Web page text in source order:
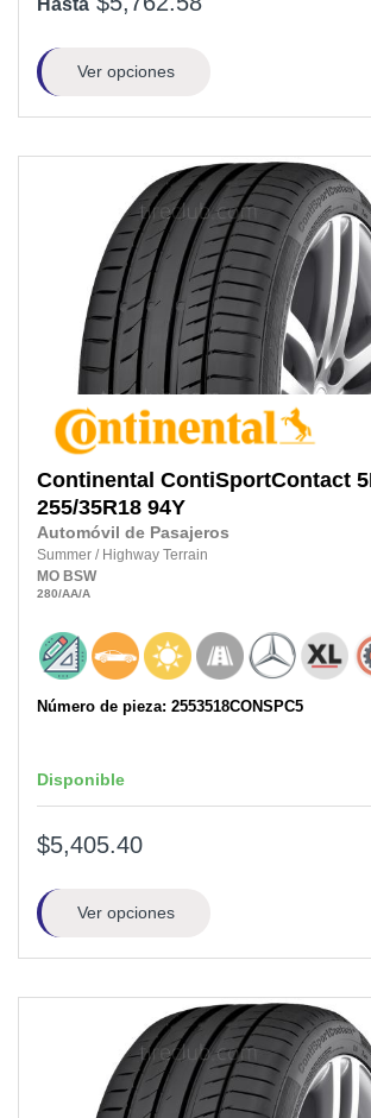
Hasta
Ver opciones
Continental ContiSportContact
255/35R18 94Y
Automóvil de Pasajeros
Summer / Highway Terrain
MO BSW
280/AA/A
Número de pieza: 2553518CONSPC5
Disponible
$5,405.40
Ver opciones